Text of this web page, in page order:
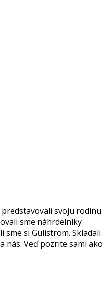
svoju rodinu
sme náhrdelníky
sme si Gulistrom. Skladali
nás. Veď pozrite sami ako